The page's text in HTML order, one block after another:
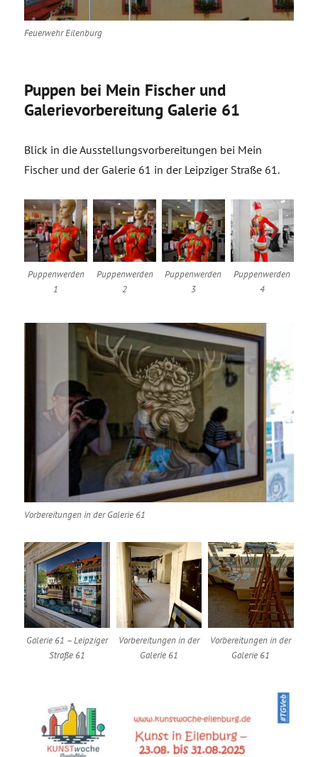
Feuerwehr Eilenburg
Puppen bei Mein Fischer und
Galerievorbereitung Galerie 61
Blick in die Ausstellungsvorbereitungen bei Mein
Fischer und der Galerie 61 in der Leipziger Straße 61.
Puppenwerden
1
Puppenwerden
2
Puppenwerden
3
Puppenwerden
4
Vorbereitungen in der Galerie 61
Galerie 61 – Leipziger
Straße 61
Vorbereitungen in der
Galerie 61
Vorbereitungen in der
Galerie 61